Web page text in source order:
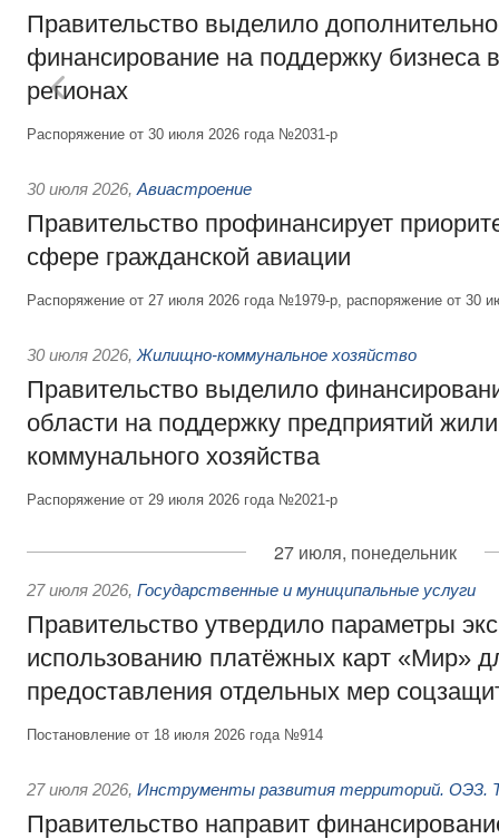
Правительство выделило
финансирование на поддержку бизнеса
регионах
Распоряжение от 30 июля 2026 года №2031-р
30 июля 2026, Авиастроение
Правительство профинансирует
сфере гражданской авиации
Распоряжение от 27 июля 2026 года №1979-р, распоряжение от 30
30 июля 2026, Жилищно-коммунальное хозяйство
Правительство выделило
области на поддержку предприятий
коммунального хозяйства
Распоряжение от 29 июля 2026 года №2021-р
27 июля, понедельник
27 июля 2026, Государственные и муниципальные услуги
Правительство утвердило параметры
использованию платёжных карт «Мир»
предоставления отдельных мер
Постановление от 18 июля 2026 года №914
27 июля 2026, Инструменты развития территорий. ОЭЗ.
Правительство направит